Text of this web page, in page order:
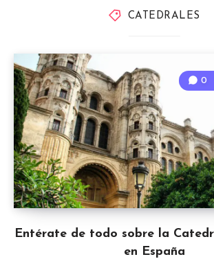
CATEDRALES
Entérate de todo sobre la
en España
0